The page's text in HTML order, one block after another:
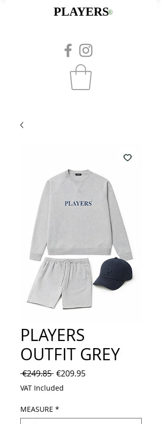
PLAYERS®
PLAYERS
OUTFIT GREY
€249.85 Regular
Price
€209.95Sale
VAT Included
MEASURE *